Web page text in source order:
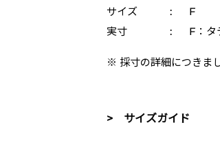
サイズ
:
F
実寸
: F：タ
※ 採寸の詳細につきま
> サイズガイド